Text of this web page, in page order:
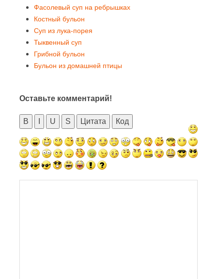
Фасолевый суп на ребрышках
Костный бульон
Суп из лука-порея
Тыквенный суп
Грибной бульон
Бульон из домашней птицы
Оставьте комментарий!
B U S Цитата Код